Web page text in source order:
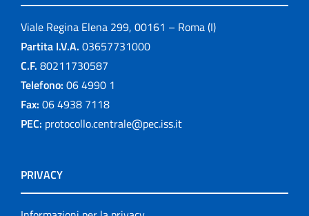
Viale Regina Elena 299, 00161 – Roma (I)
Partita I.V.A. 03657731000
C.F. 80211730587
Telefono: 06 4990 1
Fax: 06 4938 7118
PEC: protocollo.centrale@pec.iss.it
PRIVACY